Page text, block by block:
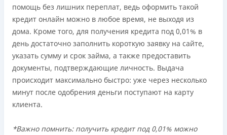
помощь без лишних переплат, ведь оформить такой
кредит онлайн можно в любое время, не выходя из
дома. Кроме того, для получения кредита под 0,01% в
день достаточно заполнить короткую заявку на сайте,
указать сумму и срок займа, а также предоставить
документы, подтверждающие личность. Выдача
происходит максимально быстро: уже через несколько
минут после одобрения деньги поступают на карту
клиента.
*Важно помнить: получить кредит под 0,01% можно